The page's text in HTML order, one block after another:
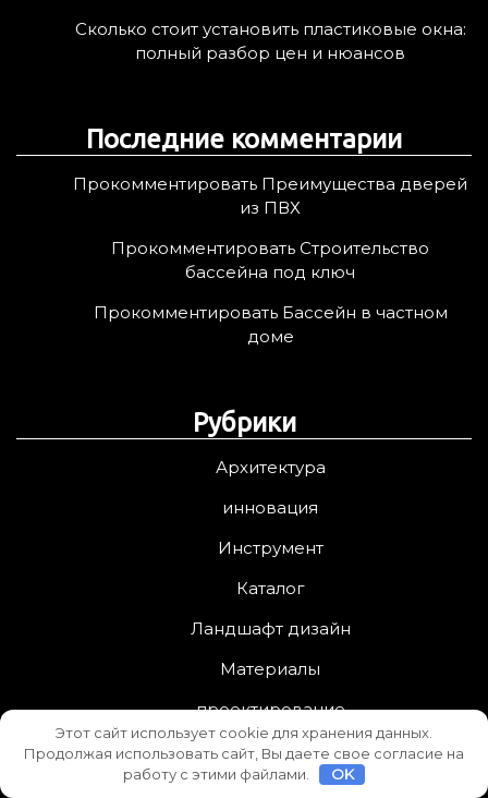
Сколько стоит установить пластиковые окна:
полный разбор цен и нюансов
Последние комментарии
Прокомментировать Преимущества дверей
из ПВХ
Прокомментировать Строительство
бассейна под ключ
Прокомментировать Бассейн в частном
доме
Рубрики
Архитектура
инновация
Инструмент
Каталог
Ландшафт дизайн
Материалы
проектирование
Ремонт
Статьи
Этот сайт использует cookie для хранения данных.
Продолжая использовать сайт, Вы даете свое согласие на
работу с этими файлами.
OK